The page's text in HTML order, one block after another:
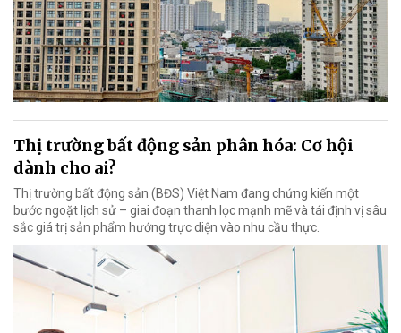
Thị trường bất động sản phân hóa: Cơ hội
dành cho ai?
Thị trường bất động sản (BĐS) Việt Nam đang chứng kiến một
bước ngoặt lịch sử – giai đoạn thanh lọc mạnh mẽ và tái định vị sâu
sắc giá trị sản phẩm hướng trực diện vào nhu cầu thực.